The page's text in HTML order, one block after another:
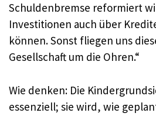
Schuldenbremse reformiert
Investitionen auch über
können. Sonst fliegen uns
Gesellschaft um die Ohren.“
Wie denken: Die
essenziell; sie wird, wie